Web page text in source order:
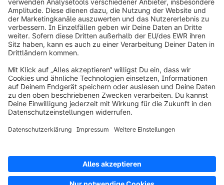
Über Shopware
Produkt
Lösungen
Partner
Entwickler
Ressourcen
DatenschutzImpressumDigital Services Act (DSA)